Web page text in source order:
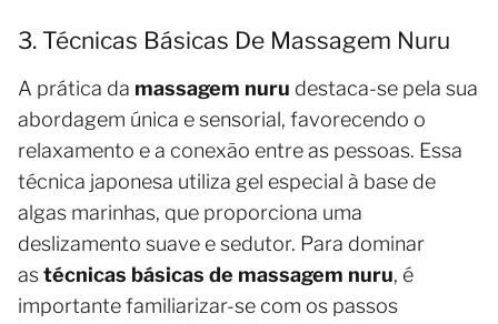
3. Técnicas Básicas De Massagem Nuru
A prática da massagem nuru destaca-se pela sua
abordagem única e sensorial, favorecendo o
relaxamento e a conexão entre as pessoas. Essa
técnica japonesa utiliza gel especial à base de
algas marinhas, que proporciona uma
deslizamento suave e sedutor. Para dominar
astécnicas básicas de massagem nuru, é
importante familiarizar-se com os passos